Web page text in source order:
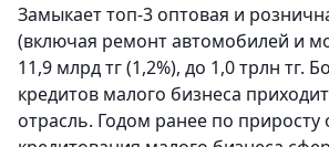
Замыкает топ-3 оптовая и
(включая ремонт автомобилей и
11,9 млрд тг (1,2%), до 1,0 трлн тг.
кредитов малого бизнеса
отрасль. Годом ранее по